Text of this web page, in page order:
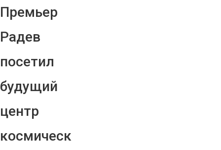
Премьер
Радев
посетил
будущий
центр
космическ